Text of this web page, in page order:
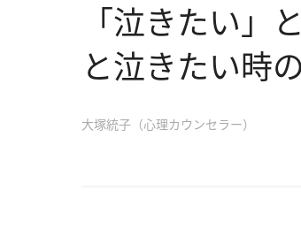
「泣きたい
と泣きたい時
大塚統子（心理カウンセラー）